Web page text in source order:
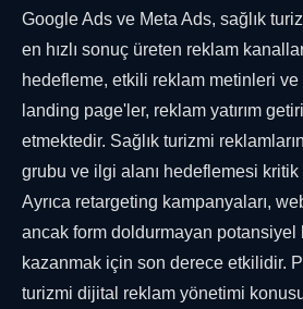
Google Ads ve Meta Ads, sağlık
en hızlı sonuç üreten reklam
hedefleme, etkili reklam metinleri
landing page'ler, reklam yatırım
etmektedir. Sağlık turizmi
grubu ve ilgi alanı hedeflemesi
Ayrıca retargeting kampanyaları,
ancak form doldurmayan potansiyel
kazanmak için son derece etkilidir.
turizmi dijital reklam yönetimi